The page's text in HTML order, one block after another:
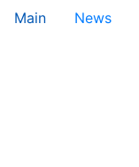
Main News